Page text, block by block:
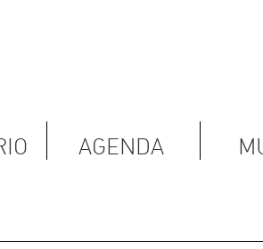
ElCentro de la Imagenreune los fondos y